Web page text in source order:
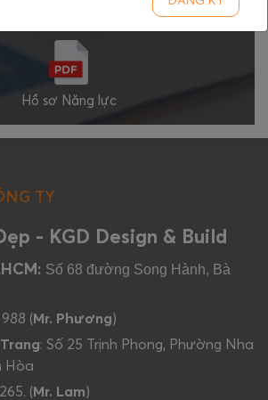
Hồ sơ Năng lực
TY
- KGD Design & Build
Số 68 đường Song Hành, Bà
( Mr. Phương)
: Số 25 Trịnh Phong, Phường Nha
Hòa
( Mr. Lam)